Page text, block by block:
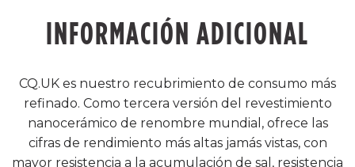
INFORMACIÓN ADICIONAL
CQ.UK es nuestro recubrimiento de consumo más
refinado. Como tercera versión del revestimiento
nanocerámico de renombre mundial, ofrece las
cifras de rendimiento más altas jamás vistas, con
mayor resistencia a la acumulación de sal, resistencia